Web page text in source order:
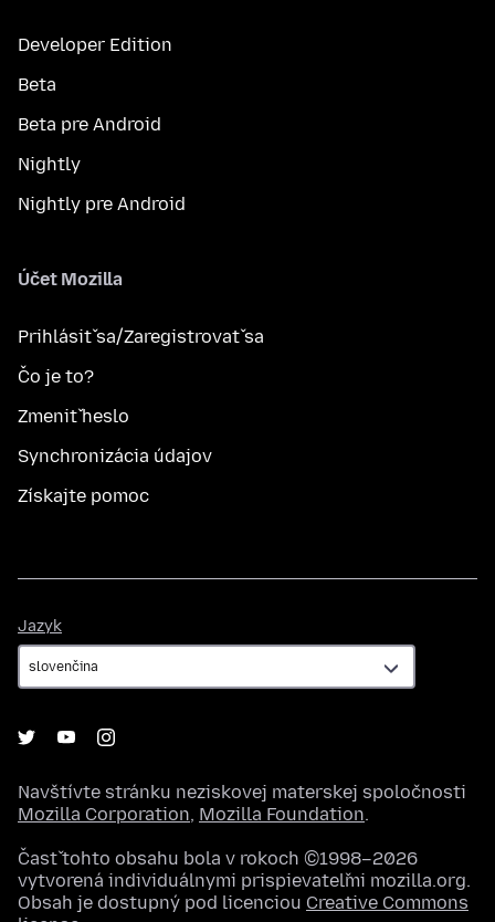
Developer Edition
Beta
Beta pre Android
Nightly
Nightly pre Android
Účet Mozilla
Prihlásiť sa/Zaregistrovať sa
Čo je to?
Zmeniť heslo
Synchronizácia údajov
Získajte pomoc
Jazyk
Navštívte stránku neziskovej materskej spoločnosti
Mozilla Corporation, Mozilla Foundation.
Časť tohto obsahu bola v rokoch ©1998–2026
vytvorená individuálnymi prispievateľmi mozilla.org.
Obsah je dostupný pod licenciou Creative Commons